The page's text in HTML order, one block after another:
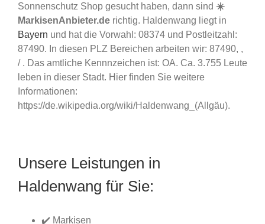
Sonnenschutz Shop gesucht haben, dann sind ☀️
MarkisenAnbieter.de richtig. Haldenwang liegt in
Bayern und hat die Vorwahl: 08374 und Postleitzahl:
87490. In diesen PLZ Bereichen arbeiten wir: 87490, ,
/ . Das amtliche Kennnzeichen ist: OA. Ca. 3.755 Leute
leben in dieser Stadt. Hier finden Sie weitere
Informationen:
https://de.wikipedia.org/wiki/Haldenwang_(Allgäu).
Unsere Leistungen in
Haldenwang für Sie:
✔️ Markisen